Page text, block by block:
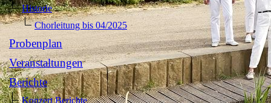
Historie
Chorleitung bis 04/2025
Probenplan
Veranstaltungen
Berichte
Konzert Berichte